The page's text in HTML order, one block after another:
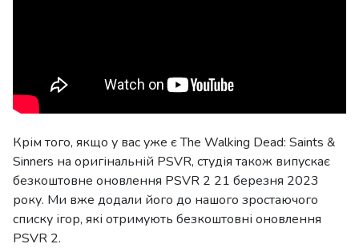
Крім того, якщо у вас уже є The Walking Dead: Saints &
Sinners на оригінальній PSVR, студія також випускає
безкоштовне оновлення PSVR 2 21 березня 2023
року. Ми вже додали його до нашого зростаючого
списку ігор, які отримують безкоштовні оновлення
PSVR 2.